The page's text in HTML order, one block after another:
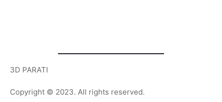
3D PARATI
Copyright © 2023. All rights reserved.